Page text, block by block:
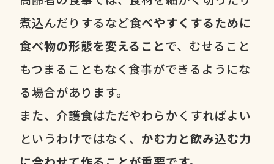
煮込んだりするなど食べやすくするために
食べ物の形態を変えることで、むせること
もつまることもなく食事ができるようにな
る場合があります。
また、介護食はただやわらかくすればよい
というわけではなく、 かむ力と飲み込む力